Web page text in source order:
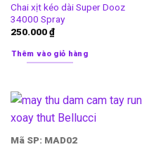
Chai xịt kéo dài Super Dooz
34000 Spray
250.000₫
Thêm vào giỏ hàng
Mã SP: MAD02